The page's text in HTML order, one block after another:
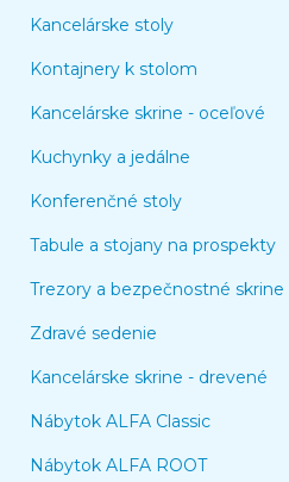
Kancelárske stoly
Kontajnery k stolom
Kancelárske skrine - oceľové
Kuchynky a jedálne
Konferenčné stoly
Tabule a stojany na prospekty
Trezory a bezpečnostné skrine
Zdravé sedenie
Kancelárske skrine - drevené
Nábytok ALFA Classic
Nábytok ALFA ROOT